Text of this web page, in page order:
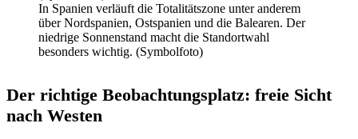
In Spanien verläuft die Totalitätszone unter anderem
über Nordspanien, Ostspanien und die Balearen. Der
niedrige Sonnenstand macht die Standortwahl
besonders wichtig. (Symbolfoto)
Der richtige Beobachtungsplatz: freie Sicht
nach Westen